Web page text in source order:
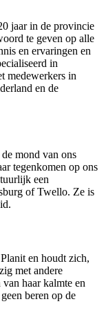
jaar in de provincie
te geven op alle
en ervaringen en
in
medewerkers in
en de
mond van ons
tegenkomen op ons
een
of Twello. Ze is
en houdt zich,
met andere
haar kalmte en
beren op de